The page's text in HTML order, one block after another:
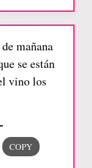
mañana
se están
vino los